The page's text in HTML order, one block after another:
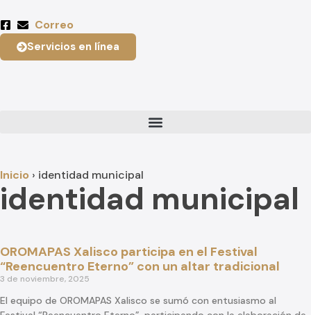
Correo
Servicios en línea
Inicio › identidad municipal
identidad municipal
OROMAPAS Xalisco participa en el Festival
“Reencuentro Eterno” con un altar tradicional
3 de noviembre, 2025
El equipo de OROMAPAS Xalisco se sumó con entusiasmo al